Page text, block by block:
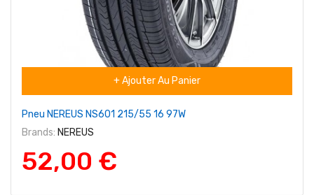
+ Ajouter Au Panier
Pneu NEREUS NS601 215/55 16 97W
Brands: NEREUS
52,00 €